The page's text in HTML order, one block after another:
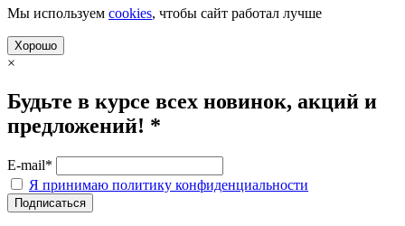
Мы используем cookies, чтобы сайт работал лучше
Хорошо
×
Будьте в курсе всех новинок, акций и
предложений! *
E-mail*
Я принимаю политику конфиденциальности